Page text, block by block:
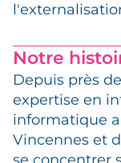
Notre
Depuis près
expertise en
informatique
Vincennes et